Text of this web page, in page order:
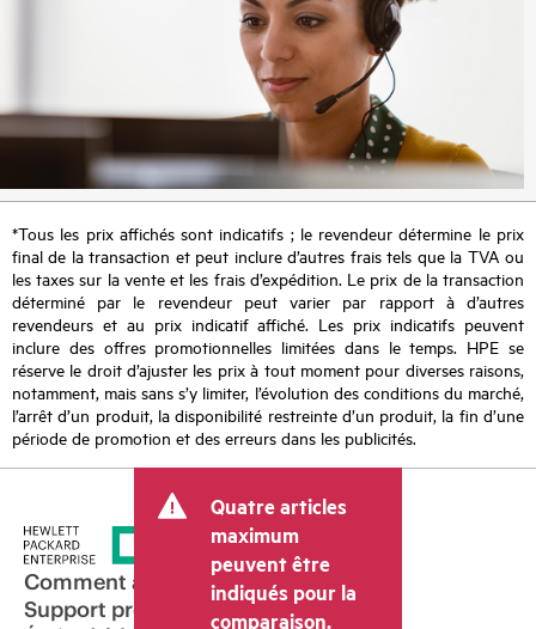
*Tous les prix affichés sont indicatifs ; le revendeur détermine le prix
final de la transaction et peut inclure d’autres frais tels que la TVA ou
les taxes sur la vente et les frais d’expédition. Le prix de la transaction
déterminé par le revendeur peut varier par rapport à d’autres
revendeurs et au prix indicatif affiché. Les prix indicatifs peuvent
inclure des offres promotionnelles limitées dans le temps. HPE se
réserve le droit d’ajuster les prix à tout moment pour diverses raisons,
notamment, mais sans s’y limiter, l’évolution des conditions du marché,
l’arrêt d’un produit, la disponibilité restreinte d’un produit, la fin d’une
période de promotion et des erreurs dans les publicités.
Quatre articles
maximum
peuvent être
indiqués pour la
comparaison.
Comment acheter
Support produit